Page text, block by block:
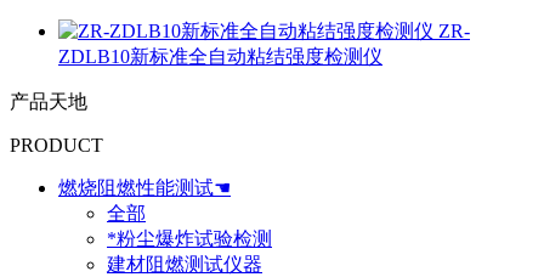
ZR-
ZDLB10新标准全自动粘结强度检测仪
产品天地
PRODUCT
燃烧阻燃性能测试☚
全部
*粉尘爆炸试验检测
建材阻燃测试仪器